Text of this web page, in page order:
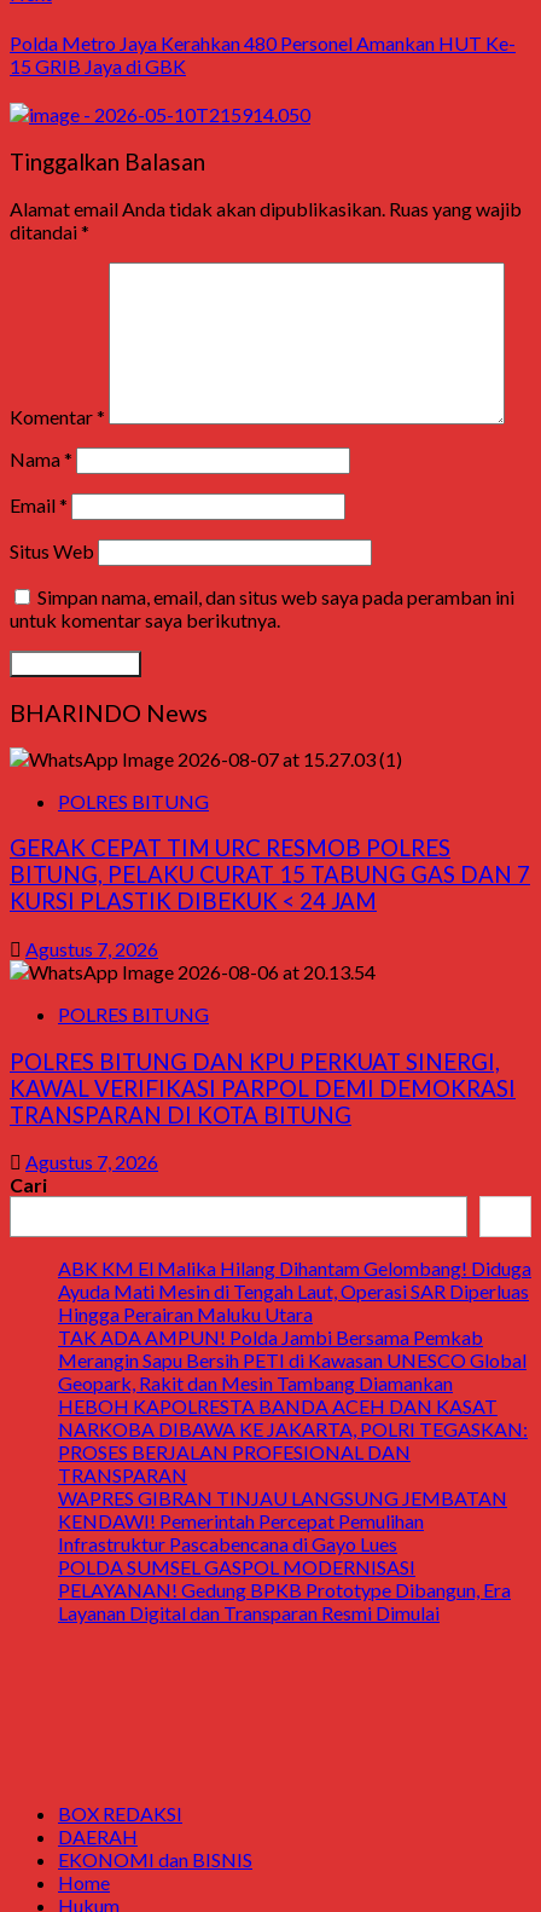
Polda Metro Jaya Kerahkan 480 Personel Amankan HUT Ke-
15 GRIB Jaya di GBK
Tinggalkan Balasan
Alamat email Anda tidak akan dipublikasikan. Ruas yang wajib
ditandai*
Komentar*
Nama*
Email*
Situs Web
Simpan nama, email, dan situs web saya pada peramban ini
untuk komentar saya berikutnya.
BHARINDO News
POLRES BITUNG
GERAK CEPAT TIM URC RESMOB POLRES
BITUNG, PELAKU CURAT 15 TABUNG GAS DAN 7
KURSI PLASTIK DIBEKUK < 24 JAM
Agustus 7, 2026
POLRES BITUNG
POLRES BITUNG DAN KPU PERKUAT SINERGI,
KAWAL VERIFIKASI PARPOL DEMI DEMOKRASI
TRANSPARAN DI KOTA BITUNG
Agustus 7, 2026
Cari
ABK KM El Malika Hilang Dihantam Gelombang! Diduga
Ayuda Mati Mesin di Tengah Laut, Operasi SAR Diperluas
Hingga Perairan Maluku Utara
TAK ADA AMPUN! Polda Jambi Bersama Pemkab
Merangin Sapu Bersih PETI di Kawasan UNESCO Global
Geopark, Rakit dan Mesin Tambang Diamankan
HEBOH KAPOLRESTA BANDA ACEH DAN KASAT
NARKOBA DIBAWA KE JAKARTA, POLRI TEGASKAN:
PROSES BERJALAN PROFESIONAL DAN
TRANSPARAN
WAPRES GIBRAN TINJAU LANGSUNG JEMBATAN
KENDAWI! Pemerintah Percepat Pemulihan
Infrastruktur Pascabencana di Gayo Lues
POLDA SUMSEL GASPOL MODERNISASI
PELAYANAN! Gedung BPKB Prototype Dibangun, Era
Layanan Digital dan Transparan Resmi Dimulai
BOX REDAKSI
DAERAH
EKONOMI dan BISNIS
Home
Hukum